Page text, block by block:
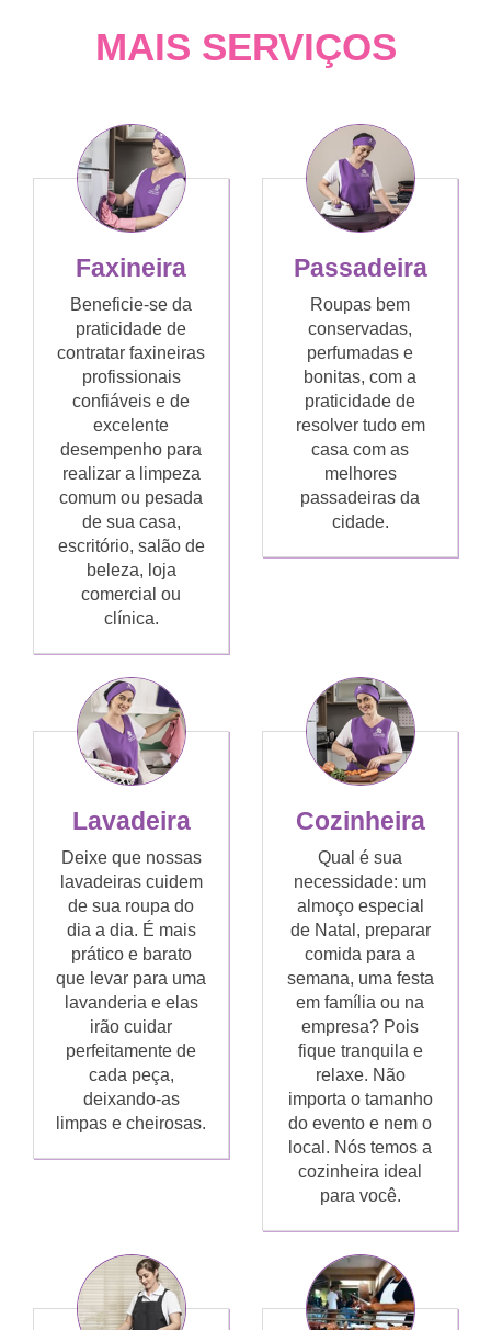
MAIS SERVIÇOS
Faxineira
Beneficie-se da
praticidade de
contratar faxineiras
profissionais
confiáveis e de
excelente
desempenho para
realizar a limpeza
comum ou pesada
de sua casa,
escritório, salão de
beleza, loja
comercial ou
clínica.
Passadeira
Roupas bem
conservadas,
perfumadas e
bonitas, com a
praticidade de
resolver tudo em
casa com as
melhores
passadeiras da
cidade.
Lavadeira
Deixe que nossas
lavadeiras cuidem
de sua roupa do
dia a dia. É mais
prático e barato
que levar para uma
lavanderia e elas
irão cuidar
perfeitamente de
cada peça,
deixando-as
limpas e cheirosas.
Cozinheira
Qual é sua
necessidade: um
almoço especial
de Natal, preparar
comida para a
semana, uma festa
em família ou na
empresa? Pois
fique tranquila e
relaxe. Não
importa o tamanho
do evento e nem o
local. Nós temos a
cozinheira ideal
para você.